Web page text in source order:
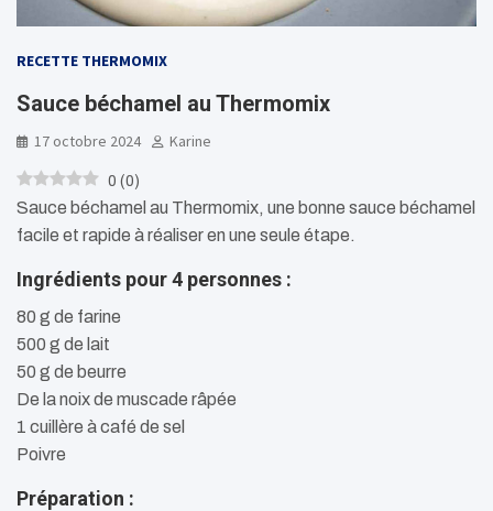
RECETTE THERMOMIX
Sauce béchamel au Thermomix
17 octobre 2024 Karine
0 (0)
Sauce béchamel au Thermomix, une bonne sauce béchamel
facile et rapide à réaliser en une seule étape.
Ingrédients pour 4 personnes :
80 g de farine
500 g de lait
50 g de beurre
De la noix de muscade râpée
1 cuillère à café de sel
Poivre
Préparation :